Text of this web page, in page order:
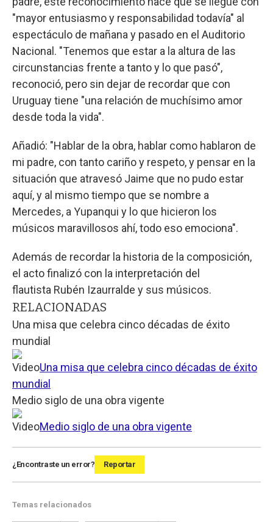
"mayor entusiasmo y responsabilidad todavía" al
espectáculo de mañana y pasado en el Auditorio
Nacional. "Tenemos que estar a la altura de las
circunstancias frente a tanto y lo que pasó",
reconoció, pero sin dejar de recordar que con
Uruguay tiene "una relación de muchísimo amor
desde toda la vida".
Añadió: "Hablar de la obra, hablar como hablaron de
mi padre, con tanto cariño y respeto, y pensar en la
situación que atravesó Jaime que no pudo estar
aquí, y al mismo tiempo que se nombre a
Mercedes, a Yupanqui y lo que hicieron los
músicos maravillosos ahí, todo eso emociona".
Además de recordar la historia de la composición,
el acto finalizó con la interpretación del
flautista Rubén Izaurralde y sus músicos.
RELACIONADAS
Una misa que celebra cinco décadas de éxito
mundial
VideoUna misa que celebra cinco décadas de éxito
mundial
Medio siglo de una obra vigente
VideoMedio siglo de una obra vigente
¿Encontraste un error? Reportar
Temas relacionados